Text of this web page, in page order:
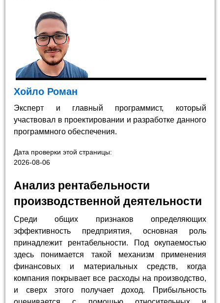
Хойло Роман
Эксперт и главный программист, который
участвовал в проектировании и разработке данного
программного обеспечения.
Дата проверки этой страницы:
2026-08-06
Анализ рентабельности
производственной деятельности
Среди общих признаков определяющих
эффективность предприятия, основная роль
принадлежит рентабельности. Под окупаемостью
здесь понимается такой механизм применения
финансовых и материальных средств, когда
компания покрывает все расходы на производство,
и сверх этого получает доход. Прибыльность